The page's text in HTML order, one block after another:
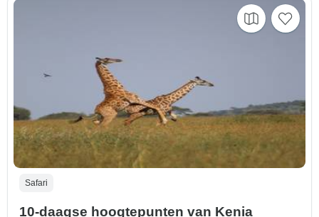
Safari
10-daagse hoogtepunten van Kenia